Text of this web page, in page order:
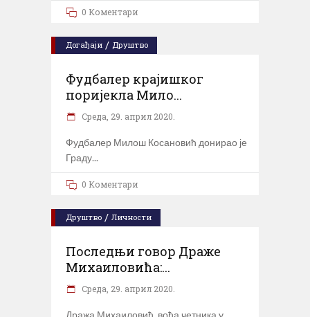
0 Коментари
Догађаји / Друштво
Фудбалер крајишког
поријекла Мило...
Cреда, 29. април 2020.
Фудбалер Милош Косановић донирао је
Граду
0 Коментари
Друштво / Личности
Последњи говор Драже
Михаиловића:...
Cреда, 29. април 2020.
Дража Михаиловић, вођа четника у